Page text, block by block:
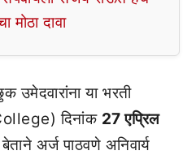
मोठा दावा
उमेदवारांना या भरती
दिनांक 27 एप्रिल
अर्ज पाठवणे अनिवार्य